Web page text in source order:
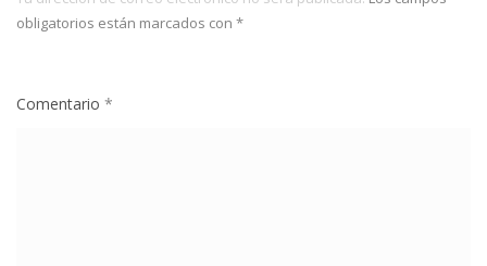
obligatorios están marcados con *
Comentario *